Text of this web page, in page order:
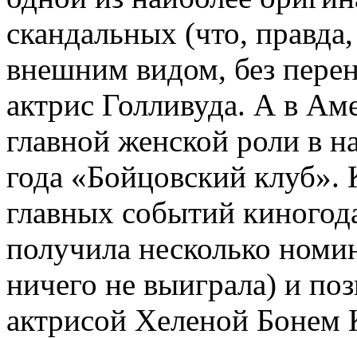
скандальных (что,
внешним видом, без
актрис Голливуда. А в
главной женской роли в
года «Бойцовский клуб».
главных событий
получила несколько
ничего не выиграла) и
актрисой Хеленой Бонем